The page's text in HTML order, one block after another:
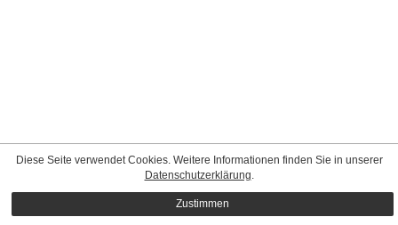
Diese Seite verwendet Cookies. Weitere Informationen finden Sie in unserer
Datenschutzerklärung.
Zustimmen